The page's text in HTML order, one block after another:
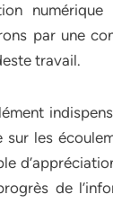
par une
travail.
sur les
de